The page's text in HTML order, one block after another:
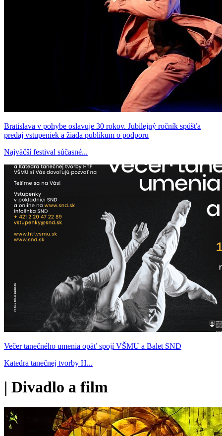
Bratislava v pohybe oslavuje 30 rokov. Jubilejný ročník spúšťa
predaj vstupeniek a žiada publikum o podporu
Najväčší festival súčasné...
Večer tanečného umenia opäť spojí VŠMU a Balet SND
Katedra tanečnej tvorby H...
| Divadlo a film